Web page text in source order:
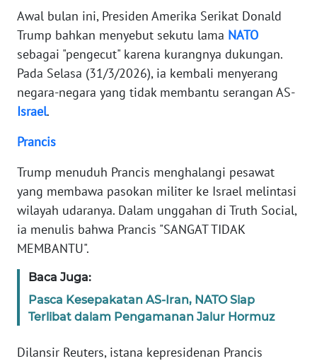
Awal bulan ini, Presiden Amerika Serikat Donald
Trump bahkan menyebut sekutu lama NATO
sebagai "pengecut" karena kurangnya dukungan.
Pada Selasa (31/3/2026), ia kembali menyerang
negara-negara yang tidak membantu serangan AS-
Israel.
Prancis
Trump menuduh Prancis menghalangi pesawat
yang membawa pasokan militer ke Israel melintasi
wilayah udaranya. Dalam unggahan di Truth Social,
ia menulis bahwa Prancis "SANGAT TIDAK
MEMBANTU".
Baca Juga:
Pasca Kesepakatan AS-Iran, NATO Siap
Terlibat dalam Pengamanan Jalur Hormuz
Dilansir Reuters, istana kepresidenan Prancis
KAMI
PEDOMAN
MEDIA
DISCLAIMER
Wahana
News
WN
SUMUT
WN